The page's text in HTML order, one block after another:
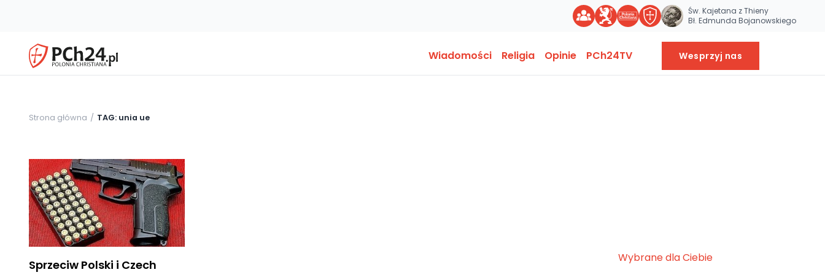
Św. Kajetana z Thieny
Bł. Edmunda Bojanowskiego
Wiadomości Religia Opinie PCh24TV Wesprzyj nas
Strona główna TAG: unia ue
Sprzeciw Polski i Czech
Wybrane dla Ciebie